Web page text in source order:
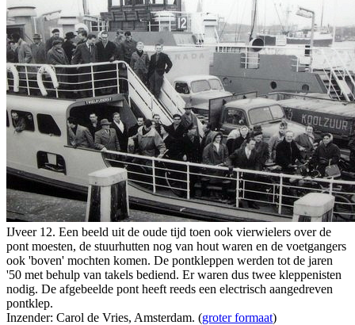
IJveer 12. Een beeld uit de oude tijd toen ook vierwielers over de
pont moesten, de stuurhutten nog van hout waren en de voetgangers
ook 'boven' mochten komen. De pontkleppen werden tot de jaren
'50 met behulp van takels bediend. Er waren dus twee kleppenisten
nodig. De afgebeelde pont heeft reeds een electrisch aangedreven
pontklep.
Inzender: Carol de Vries, Amsterdam. (groter formaat)